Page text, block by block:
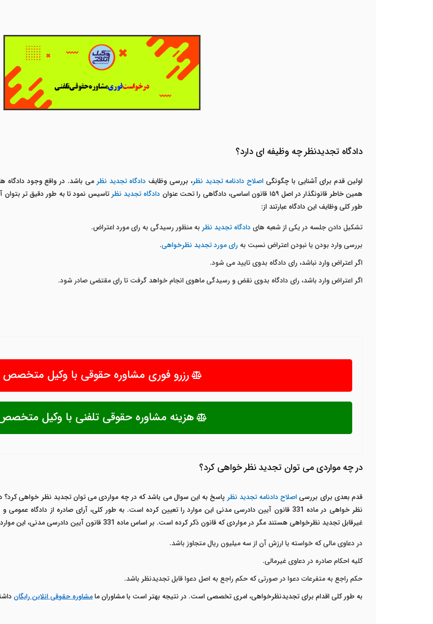
دادگاه تجدیدنظر چه وظیفه ای دارد؟
اولین قدم برای آشنایی با چگونگی اصلاح دادنامه تجدید نظر، بررسی وظایف دادگاه تجدید نظر می باشد. در واقع وجود دادگاه
همین خاطر قانونگذار در اصل ۱۵۹ قانون اساسی، دادگاهی را تحت عنوان
دادگاه تجدید نظر تاسیس نمود تا به طور دقیق تر بتوان
طور کلی وظایف این دادگاه عبارتند از:
تشکیل دادن جلسه در یکی از شعبه های دادگاه تجدید نظر به منظور رسیدگی به رای مورد اعتراض.
بررسی وارد بودن یا نبودن اعتراض نسبت به رایمورد تجدید نظرخواهی.
اگر اعتراض وارد نباشد، رای دادگاه بدوی تایید می شود.
اگر اعتراض وارد باشد، رای دادگاه بدوی نقض و رسیدگی ماهوی انجام خواهد گرفت تا رای مقتضی صادر شود.
رزرو فوری مشاوره حقوقی با وکیل متخصص
هزینه مشاوره حقوقی تلفنی با وکیل
در چه مواردی می توان تجدید نظر خواهی کرد؟
قدم بعدی برای بررسیاصلاح دادنامه تجدید نظر پاسخ به این سوال می باشد که در چه مواردی می توان تجدید نظر خواهی کرد؟
غیرقابل تجدید نظرخواهی هستند مگر در مواردی که قانون ذکر کرده است. بر اساس ماده 331 قانون آیین دادرسی مدنی، این موارد عبارتند از:
در دعاوی مالی که خواسته یا ارزش آن از سه میلیون ریال متجاوز باشد.
کلیه احکام صادره در دعاوی غیرمالی.
حکم راجع به متفرعات دعوا در صورتی که حکم راجع به اصل دعوا قابل تجدیدنظر باشد.
به طور کلی اقدام برای تجدیدنظرخواهی، امری تخصصی است. در نتیجه بهتر است با مشاوران مامشاوره حقوقی انلاین رایگان